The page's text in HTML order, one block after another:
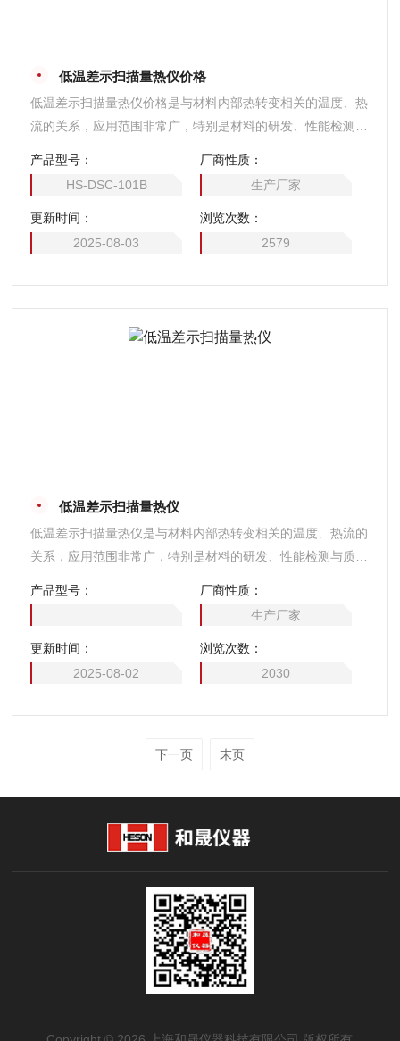
低温差示扫描量热仪价格
低温差示扫描量热仪价格是与材料内部热转变相关的温度、热
流的关系，应用范围非常广，特别是材料的研发、性能检测与
变、熔融、结晶、热稳定性、固化/交联、氧化诱导期等，都
是DSC的研发领域。
产品型号：
HS-DSC-101B
厂商性质：
生产厂家
更新时间：
2025-08-03
浏览次数：
2579
低温差示扫描量热仪
低温差示扫描量热仪是与材料内部热转变相关的温度、热流的
关系，应用范围非常广，特别是材料的研发、性能检测与质量
融、结晶、热稳定性、固化/交联、氧化诱导期等，都是DSC
的研发领域。
产品型号：
厂商性质：
生产厂家
更新时间：
2025-08-02
浏览次数：
2030
下一页 末页